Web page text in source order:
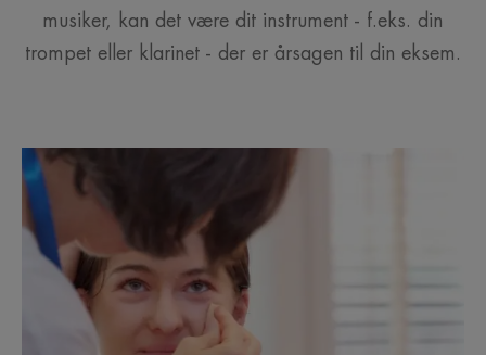
musiker, kan det være dit instrument - f.eks. din
trompet eller klarinet - der er årsagen til din eksem.